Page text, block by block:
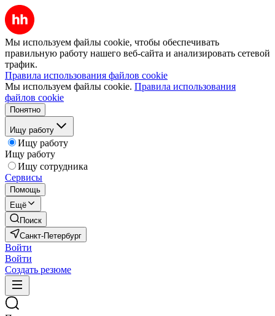
Мы используем файлы cookie, чтобы обеспечивать
правильную работу нашего веб-сайта и анализировать сетевой
трафик.
Правила использования файлов cookie
Мы используем файлы cookie. Правила использования
файлов cookie
Понятно
Ищу работу
Ищу работу
Ищу работу
Ищу сотрудника
Сервисы
Помощь
Ещё
Поиск
Санкт-Петербург
Войти
Войти
Создать резюме